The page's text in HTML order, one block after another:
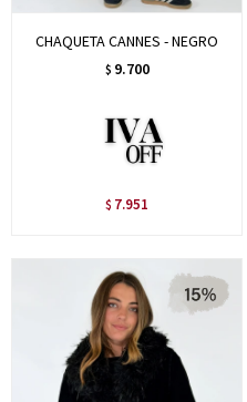
CHAQUETA CANNES - NEGRO
$ 9.700
$ 7.951